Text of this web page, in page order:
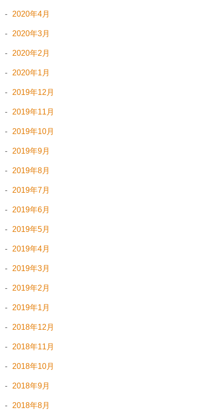
2020年4月
2020年3月
2020年2月
2020年1月
2019年12月
2019年11月
2019年10月
2019年9月
2019年8月
2019年7月
2019年6月
2019年5月
2019年4月
2019年3月
2019年2月
2019年1月
2018年12月
2018年11月
2018年10月
2018年9月
2018年8月